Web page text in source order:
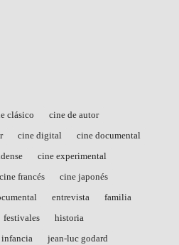
clásico
cine de autor
cine digital
cine documental
cine experimental
cine francés
cine japonés
entrevista
familia
festivales
historia
infancia
jean-luc godard